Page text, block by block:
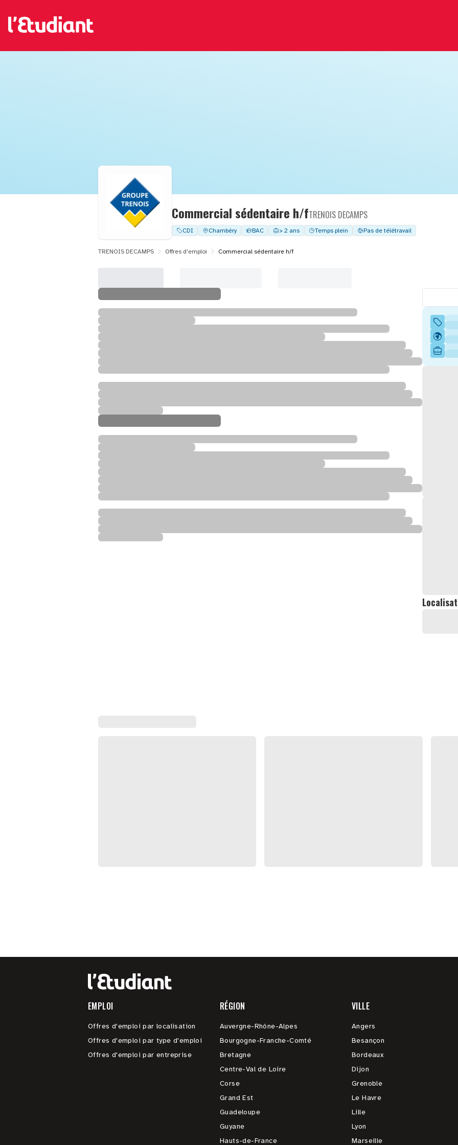
Commercial sédentaire h/fTRENOIS DECAMPS
CDI Chambéry BAC > 2 ans Temps plein Pas de télétravail
TRENOIS DECAMPS Offres d'emploi Commercial sédentaire h/f
EMPLOI
Offres d'emploi par localisation
Offres d'emploi par type d'emploi
Offres d'emploi par entreprise
RÉGION
Auvergne-Rhône-Alpes
Bourgogne-Franche-Comté
Bretagne
Centre-Val de Loire
Corse
Grand Est
Guadeloupe
Guyane
Hauts-de-France
VILLE
Angers
Besançon
Bordeaux
Dijon
Grenoble
Le Havre
Lille
Lyon
Marseille